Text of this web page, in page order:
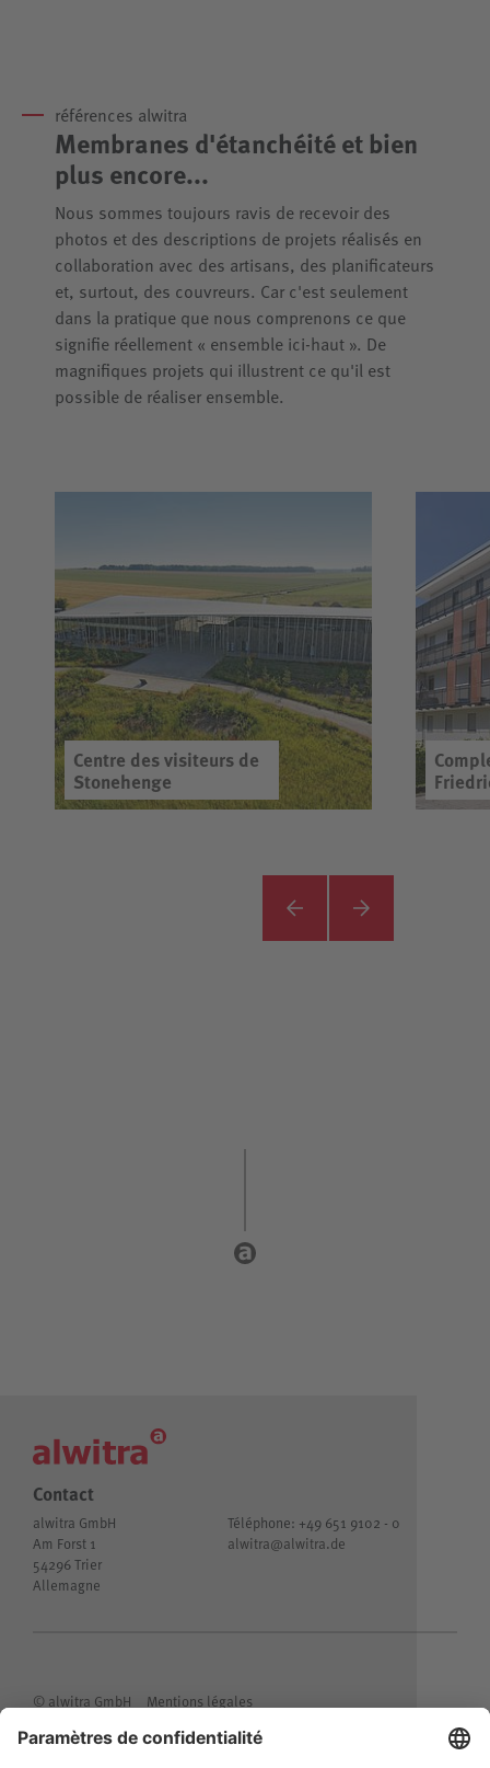
références alwitra
Membranes d'étanchéité et bien
plus encore...
Nous sommes toujours ravis de recevoir des
photos et des descriptions de projets réalisés en
collaboration avec des artisans, des planificateurs
et, surtout, des couvreurs. Car c'est seulement
dans la pratique que nous comprenons ce que
signifie réellement « ensemble ici-haut ». De
magnifiques projets qui illustrent ce qu'il est
possible de réaliser ensemble.
Centre des visiteurs de
Stonehenge
Contact
alwitra GmbH
Am Forst 1
54296 Trier
Allemagne
Téléphone: +49 651 9102 - 0
alwitra@alwitra.de
© alwitra GmbH Mentions légales
Confidentialité des informations clients